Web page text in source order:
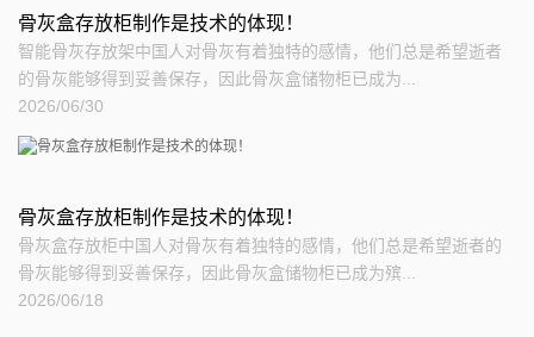
骨灰盒存放柜制作是技术的体现！
智能骨灰存放架中国人对骨灰有着独特的感情，他们总是希望逝者
的骨灰能够得到妥善保存，因此骨灰盒储物柜已成为...
2026/06/30
骨灰盒存放柜制作是技术的体现！
骨灰盒存放柜中国人对骨灰有着独特的感情，他们总是希望逝者的
骨灰能够得到妥善保存，因此骨灰盒储物柜已成为殡...
2026/06/18